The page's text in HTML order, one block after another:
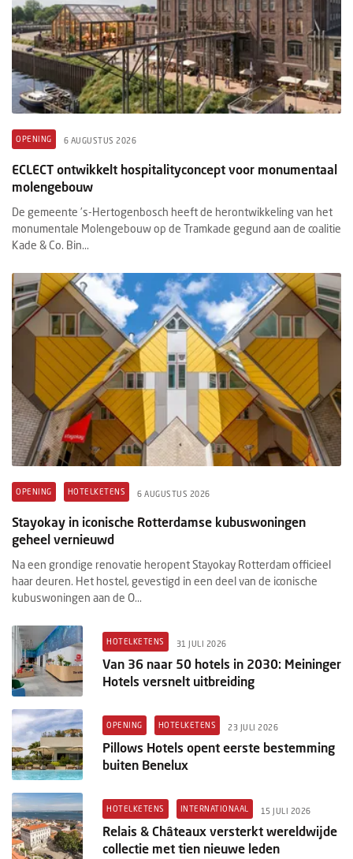
OPENING 6 AUGUSTUS 2026
ECLECT ontwikkelt hospitalityconcept voor monumentaal
molengebouw
De gemeente ’s-Hertogenbosch heeft de herontwikkeling van het
monumentale Molengebouw op de Tramkade gegund aan de coalitie
Kade & Co. Bin...
OPENING HOTELKETENS 6 AUGUSTUS 2026
Stayokay in iconische Rotterdamse kubuswoningen
geheel vernieuwd
Na een grondige renovatie heropent Stayokay Rotterdam officieel
haar deuren. Het hostel, gevestigd in een deel van de iconische
kubuswoningen aan de O...
HOTELKETENS 31 JULI 2026
Van 36 naar 50 hotels in 2030: Meininger
Hotels versnelt uitbreiding
OPENING HOTELKETENS 23 JULI 2026
Pillows Hotels opent eerste bestemming
buiten Benelux
HOTELKETENS INTERNATIONAAL 15 JULI 2026
Relais & Châteaux versterkt wereldwijde
collectie met tien nieuwe leden